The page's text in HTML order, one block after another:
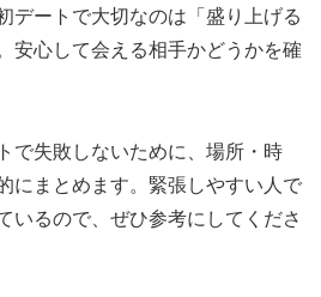
デートで大切なのは「盛り上げる
安心して会える相手かどうかを確
で失敗しないために、場所・時
にまとめます。緊張しやすい人で
いるので、ぜひ参考にしてくださ